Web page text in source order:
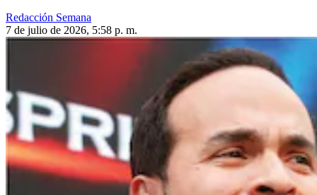
Redacción Semana
7 de julio de 2026, 5:58 p. m.